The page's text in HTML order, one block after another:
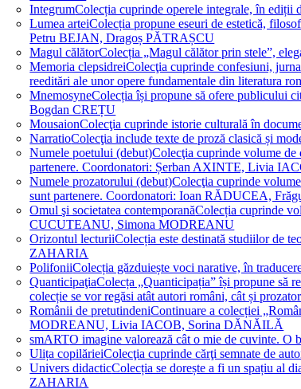
IntegrumColecția cuprinde operele integrale, în
Lumea arteiColecția propune eseuri de estetică,
Petru BEJAN, Dragoș PĂTRAȘCU
Magul călătorColecția „Magul călător prin stele”,
Memoria clepsidreiColecţia cuprinde confesiuni,
reeditări ale unor opere fundamentale din literatura
MnemosyneColecția își propune să ofere publicului
Bogdan CREȚU
MousaionColecţia cuprinde istorie culturală în
NarratioColecţia include texte de proză clasică și
Numele poetului (debut)Colecţia cuprinde volume de
partenere. Coordonatori: Șerban AXINTE, Livia
Numele prozatorului (debut)Colecţia cuprinde
sunt partenere. Coordonatori: Ioan RĂDUCEA,
Omul şi societatea contemporanăColecția cuprinde
CUCUTEANU, Simona MODREANU
Orizontul lecturiiColecția este destinată studiilor de
ZAHARIA
PolifoniiColecția găzduiește voci narative, în
QuanticipaţiaColecța „Quanticipația” își propune să
colecție se vor regăsi atât autori români, cât și
Românii de pretutindeniContinuare a colecției
MODREANU, Livia IACOB, Sorina DĂNĂILĂ
smARTO imagine valorează cât o mie de cuvinte.
Ulița copilărieiColecţia cuprinde cărţi semnate de
Univers didacticColecția se dorește a fi un spațiu al
ZAHARIA